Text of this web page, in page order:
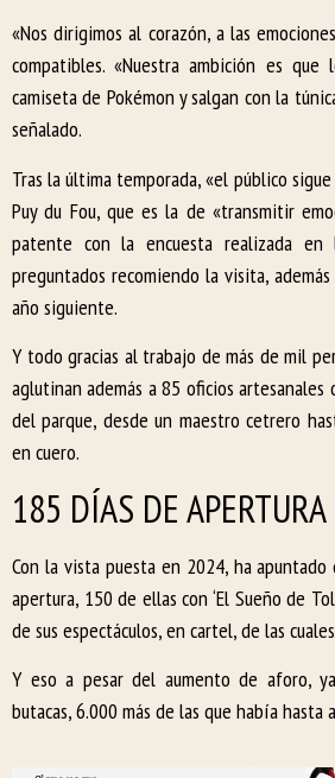
«Nos dirigimos al corazón, a las
compatibles. «Nuestra ambición es
camiseta de Pokémon y salgan con la
señalado.
Tras la última temporada, «el público
Puy du Fou, que es la de «transmitir
patente con la encuesta realizada
preguntados recomiendo la visita,
año siguiente.
Y todo gracias al trabajo de más de mil
aglutinan además a 85 oficios
del parque, desde un maestro cetrero
en cuero.
185 DÍAS DE
Con la vista puesta en 2024, ha
apertura, 150 de ellas con ‘El Sueño de
de sus espectáculos, en cartel, de las
Y eso a pesar del aumento de aforo,
butacas, 6.000 más de las que había hasta